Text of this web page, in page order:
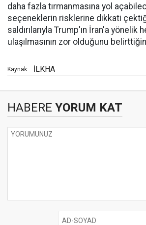
daha fazla tırmanmasına yol
seçeneklerin risklerine dikkati
saldırılarıyla Trump'ın İran'a yönelik
ulaşılmasının zor olduğunu
Kaynak: İLKHA
HABERE YORUM KAT